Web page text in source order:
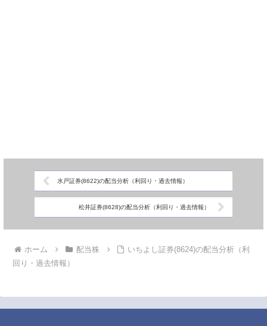
水戸証券(8622)の配当分析（利回り・過去情報）
松井証券(8628)の配当分析（利回り・過去情報）
ホーム 配当株
いちよし証券(8624)の配当分析（利
回り・過去情報）